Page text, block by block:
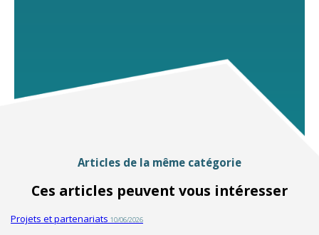
Articles de la même catégorie
Ces articles peuvent vous intéresser
Projets et partenariats 10/06/2026